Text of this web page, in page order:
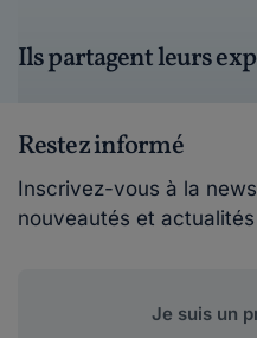
Ils partagent leurs
Restez informé
Inscrivez-vous à la
nouveautés et